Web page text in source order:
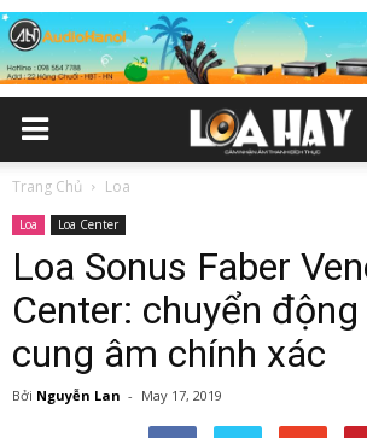
Trang Chủ Loa
Loa Loa Center
Loa Sonus Faber
Center: chuyển
cung âm chính xác
Bởi Nguyễn Lan - May 17, 2019